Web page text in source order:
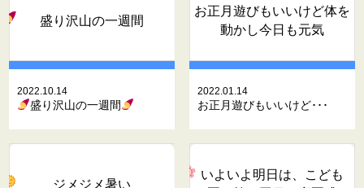
盛り沢山の一週間
2022.10.14
盛り沢山の一週間
お正月遊びもいいけど体を
動かし今日も元気
2022.01.14
お正月遊びもいいけど･･･
ジメジメ暑い
いよいよ明日は、こども